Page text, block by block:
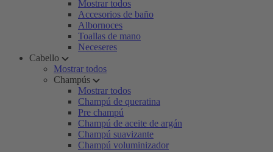
Mostrar todos
Accesorios de baño
Albornoces
Toallas de mano
Neceseres
Cabello
Mostrar todos
Champús
Mostrar todos
Champú de queratina
Pre champú
Champú de aceite de argán
Champú suavizante
Champú voluminizador